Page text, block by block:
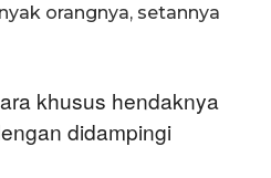
orangnya, setannya
khusus hendaknya
didampingi